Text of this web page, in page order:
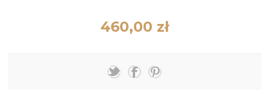
460,00 zł